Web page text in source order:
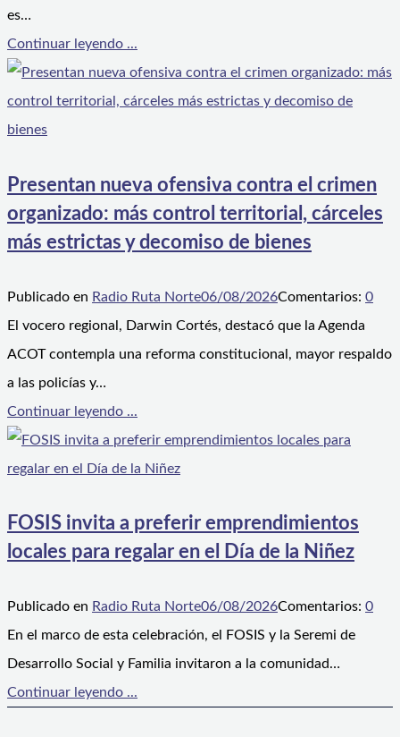
es…
Continuar leyendo ...
Presentan nueva ofensiva contra el crimen
organizado: más control territorial, cárceles
más estrictas y decomiso de bienes
Publicado en Radio Ruta Norte06/08/2026Comentarios: 0
El vocero regional, Darwin Cortés, destacó que la Agenda
ACOT contempla una reforma constitucional, mayor respaldo
a las policías y…
Continuar leyendo ...
FOSIS invita a preferir emprendimientos
locales para regalar en el Día de la Niñez
Publicado en Radio Ruta Norte06/08/2026Comentarios: 0
En el marco de esta celebración, el FOSIS y la Seremi de
Desarrollo Social y Familia invitaron a la comunidad…
Continuar leyendo ...